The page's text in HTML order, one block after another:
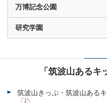
万博記念公園
研究学園
「筑波山あるキ
筑波山きっぷ・筑波山ある